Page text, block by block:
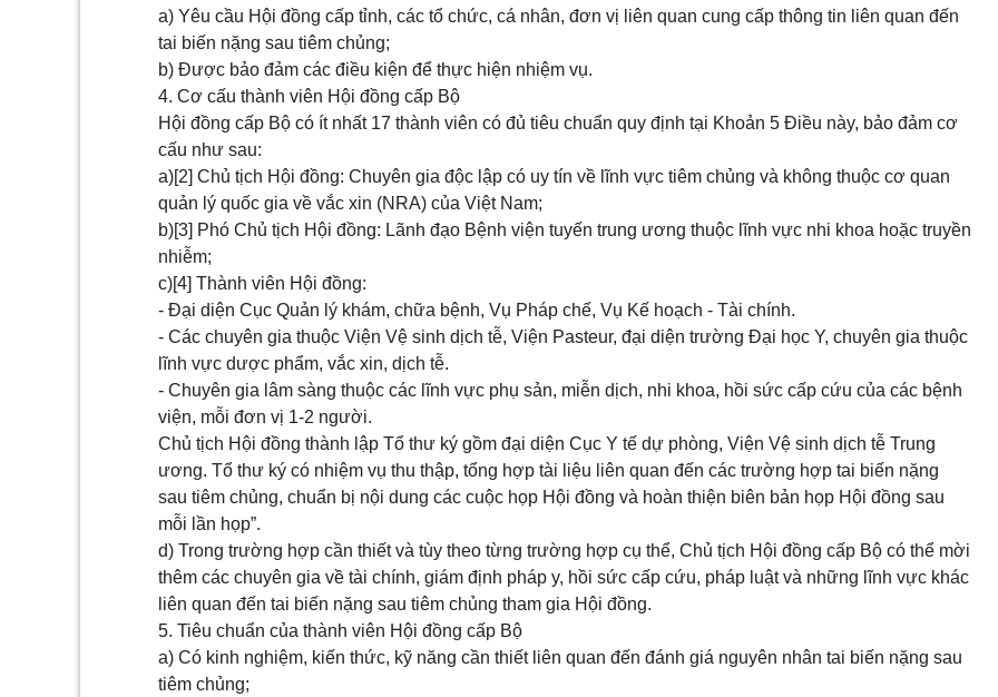
a) Yêu cầu Hội đồng cấp tỉnh, các tổ chức, cá nhân, đơn vị liên quan cung cấp thông tin liên quan đến
tai biến nặng sau tiêm chủng;
b) Được bảo đảm các điều kiện để thực hiện nhiệm vụ.
4. Cơ cấu thành viên Hội đồng cấp Bộ
Hội đồng cấp Bộ có ít nhất 17 thành viên có đủ tiêu chuẩn quy định tại Khoản 5 Điều này, bảo đảm cơ
cấu như sau:
a)[2] Chủ tịch Hội đồng: Chuyên gia độc lập có uy tín về lĩnh vực tiêm chủng và không thuộc cơ quan
quản lý quốc gia về vắc xin (NRA) của Việt Nam;
b)[3] Phó Chủ tịch Hội đồng: Lãnh đạo Bệnh viện tuyến trung ương thuộc lĩnh vực nhi khoa hoặc truyền
nhiễm;
c)[4] Thành viên Hội đồng:
- Đại diện Cục Quản lý khám, chữa bệnh, Vụ Pháp chế, Vụ Kế hoạch - Tài chính.
- Các chuyên gia thuộc Viện Vệ sinh dịch tễ, Viện Pasteur, đại diện trường Đại học Y, chuyên gia thuộc
lĩnh vực dược phẩm, vắc xin, dịch tễ.
- Chuyên gia lâm sàng thuộc các lĩnh vực phụ sản, miễn dịch, nhi khoa, hồi sức cấp cứu của các bệnh
viện, mỗi đơn vị 1-2 người.
Chủ tịch Hội đồng thành lập Tổ thư ký gồm đại diện Cục Y tế dự phòng, Viện Vệ sinh dịch tễ Trung
ương. Tổ thư ký có nhiệm vụ thu thập, tổng hợp tài liệu liên quan đến các trường hợp tai biến nặng
sau tiêm chủng, chuẩn bị nội dung các cuộc họp Hội đồng và hoàn thiện biên bản họp Hội đồng sau
mỗi lần họp”.
d) Trong trường hợp cần thiết và tùy theo từng trường hợp cụ thể, Chủ tịch Hội đồng cấp Bộ có thể mời
thêm các chuyên gia về tài chính, giám định pháp y, hồi sức cấp cứu, pháp luật và những lĩnh vực khác
liên quan đến tai biến nặng sau tiêm chủng tham gia Hội đồng.
5. Tiêu chuẩn của thành viên Hội đồng cấp Bộ
a) Có kinh nghiệm, kiến thức, kỹ năng cần thiết liên quan đến đánh giá nguyên nhân tai biến nặng sau
tiêm chủng;